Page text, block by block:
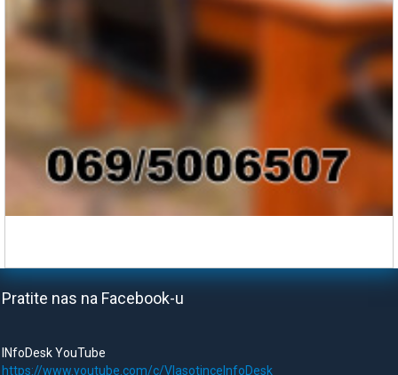
Pratite nas na Facebook-u
INfoDesk YouTube
https://www.youtube.com/c/VlasotinceInfoDesk